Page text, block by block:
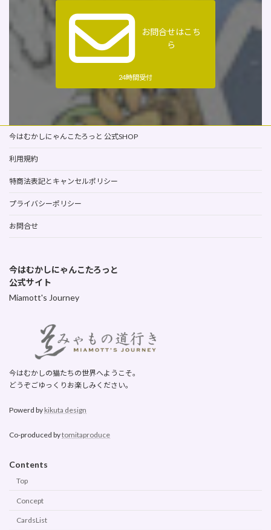
お問合せはこち
ら
24時間受付
今はむかしにゃんこたろっと 公式SHOP
利用規約
特商法表記とキャンセルポリシー
プライバシーポリシー
お問合せ
今はむかしにゃんこたろっと
公式サイト
Miamott's Journey
今はむかしの猫たちの世界へようこそ。
どうぞごゆっくりお楽しみください。
Powerd by kikuta design
Co-produced bytomitaproduce
Contents
Top
Concept
CardsList